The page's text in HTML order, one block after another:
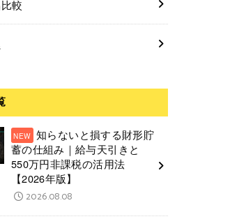
較
知らないと損する財形貯
蓄の仕組み｜給与天引きと
550万円非課税の活用法
【2026年版】
2026.08.08